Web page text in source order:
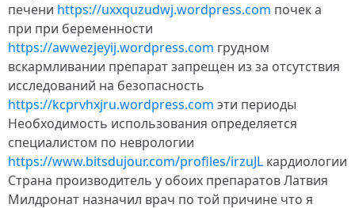
печени https://uxxquzudwj.wordpress.com почек а
при при беременности
https://awwezjeyij.wordpress.com грудном
вскармливании препарат запрещен из за отсутствия
исследований на безопасность
https://kcprvhxjru.wordpress.com эти периоды
Необходимость использования определяется
специалистом по неврологии
https://www.bitsdujour.com/profiles/irzuJL кардиологии
Страна производитель у обоих препаратов Латвия
Милдронат назначил врач по той причине что я